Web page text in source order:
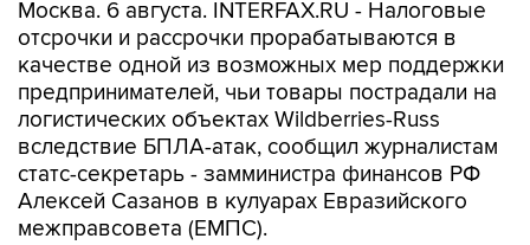
качестве одной из возможных мер поддержки
предпринимателей, чьи товары пострадали на
логистических объектах Wildberries-Russ
вследствие БПЛА-атак, сообщил журналистам
статс-секретарь - замминистра финансов РФ
Алексей Сазанов в кулуарах Евразийского
межправсовета (ЕМПС).
"Сейчас этот вопрос(поддержка пострадавших